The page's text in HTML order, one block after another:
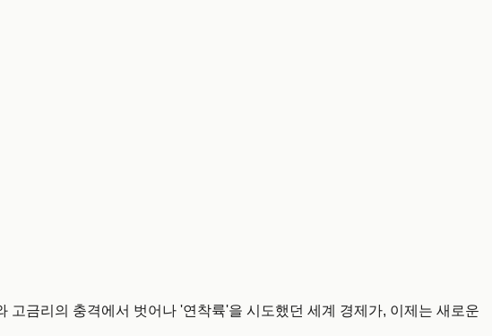
금리의 충격에서 벗어나 '연착륙'을 시도했던 세계 경제가, 이제는 새로운